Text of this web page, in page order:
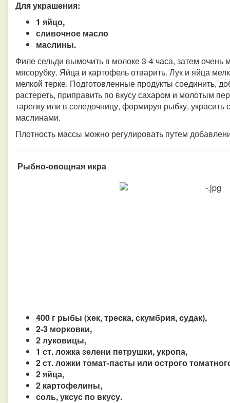
Для украшения:
1 яйцо,
сливочное масло
маслины.
Филе сельди вымочить в молоке 3-4 часа, затем очень
мясорубку. Яйца и картофель отварить. Лук и яйца
мелкой терке. Подготовленные продукты соединить,
растереть, приправить по вкусу сахаром и молотым
тарелку или в селедочницу, формируя рыбку,
маслинами.
Плотность массы можно регулировать путем
Рыбно-овощная икра
400 г рыбы (хек, треска, скумбрия, судак),
2-3 морковки,
2 луковицы,
1 ст. ложка зелени петрушки, укропа,
2 ст. ложки томат-пасты или острого
2 яйца,
2 картофелины,
соль, уксус по вкусу.